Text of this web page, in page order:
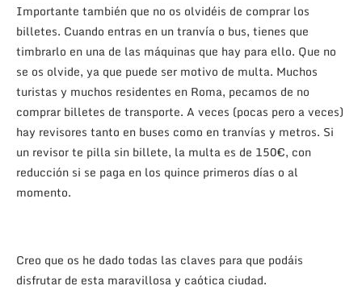
Importante también que no os olvidéis de comprar los
billetes. Cuando entras en un tranvía o bus, tienes que
timbrarlo en una de las máquinas que hay para ello. Que no
se os olvide, ya que puede ser motivo de multa. Muchos
turistas y muchos residentes en Roma, pecamos de no
comprar billetes de transporte. A veces (pocas pero a veces)
hay revisores tanto en buses como en tranvías y metros. Si
un revisor te pilla sin billete, la multa es de 150€, con
reducción si se paga en los quince primeros días o al
momento.
Creo que os he dado todas las claves para que podáis
disfrutar de esta maravillosa y caótica ciudad.